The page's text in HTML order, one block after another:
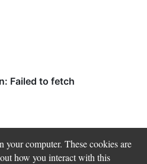
your computer. These cookies are
how you interact with this